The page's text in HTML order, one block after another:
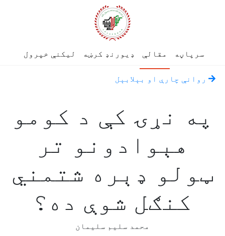
سرپاڼه مقالې ډیورنډ کرښه لیکنې خپرول
روانې چارې او بېلابېل
په نړۍ کې د کومو
هېوادونو تر
ټولو ډېره شتمني
کنګل شوې ده؟
محمد سليم سليمان